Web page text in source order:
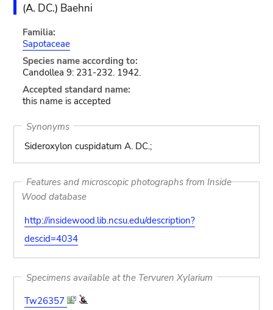
(A. DC.) Baehni
Familia:
Sapotaceae
Species name according to:
Candollea 9: 231-232. 1942.
Accepted standard name:
this name is accepted
Synonyms
Sideroxylon cuspidatum A. DC.;
Features and microscopic photographs from Inside
Wood database
http://insidewood.lib.ncsu.edu/description?
descid=4034
Specimens available at the Tervuren Xylarium
Tw26357